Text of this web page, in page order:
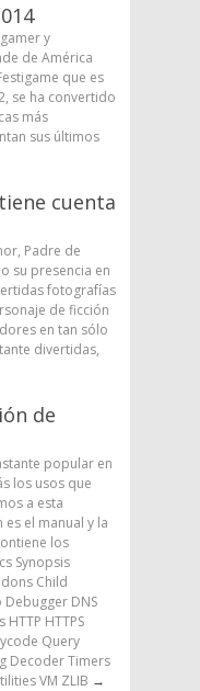
y
de América
que es
se ha convertido
más
sus últimos
cuenta
Padre de
su presencia en
fotografías
de ficción
en tan sólo
divertidas,
de
popular en
los usos que
a esta
el manual y la
los
Synopsis
Child
DNS
HTTPS
Query
Decoder Timers
VM ZLIB →